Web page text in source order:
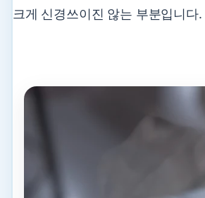
크게 신경쓰이진 않는 부분입니다.